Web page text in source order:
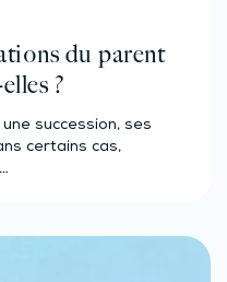
du parent
?
succession, ses
certains cas,